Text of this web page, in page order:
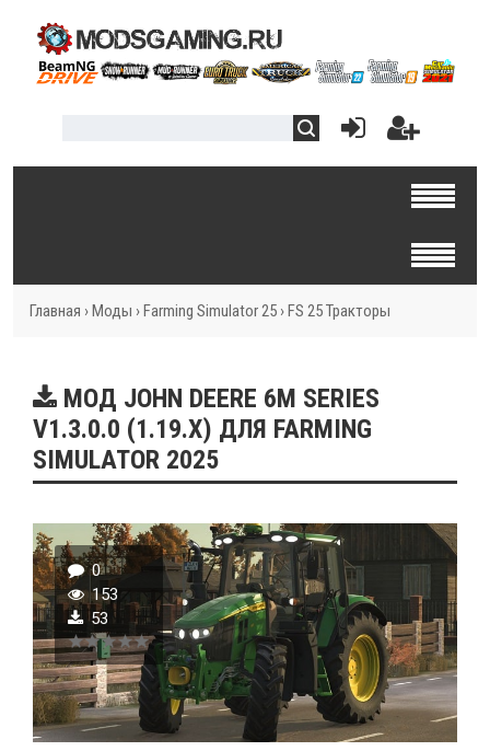
Главная › Моды › Farming Simulator 25 › FS 25 Тракторы
МОД JOHN DEERE 6M SERIES
V1.3.0.0 (1.19.X) ДЛЯ FARMING
SIMULATOR 2025
0
153
53